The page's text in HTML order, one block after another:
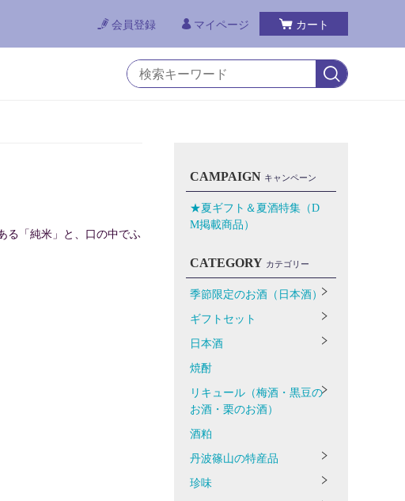
会員登録 マイページ カート
る「純米」と、口の中でふ
CAMPAIGN キャンペーン
★夏ギフト＆夏酒特集（D
M掲載商品）
CATEGORY カテゴリー
季節限定のお酒（日本酒）
ギフトセット
日本酒
焼酎
リキュール（梅酒・黒豆の
お酒・栗のお酒）
酒粕
丹波篠山の特産品
珍味